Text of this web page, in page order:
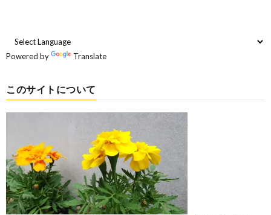
Powered by Translate
このサイトについて